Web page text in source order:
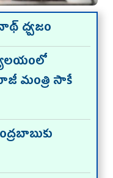
ధ్వజం
మంత్రి సాకే